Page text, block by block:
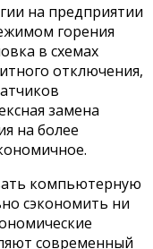
на предприятии
горения
в схемах
отключения,
замена
на более
компьютерную
сэкономить ни
современный